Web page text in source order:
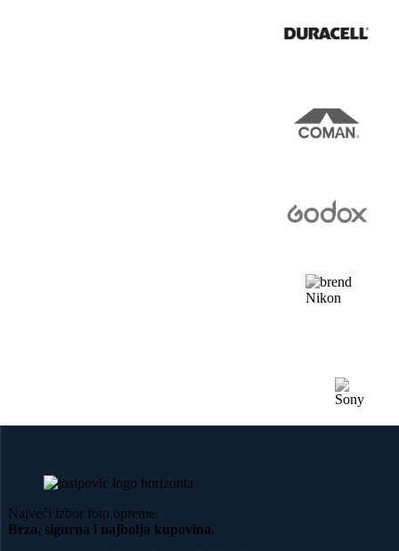
Najveći izbor foto opreme.
Brza, sigurna i najbolja kupovina.